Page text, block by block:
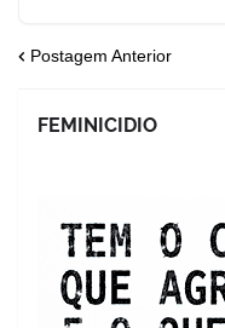
Postagem Anterior
FEMINICIDIO